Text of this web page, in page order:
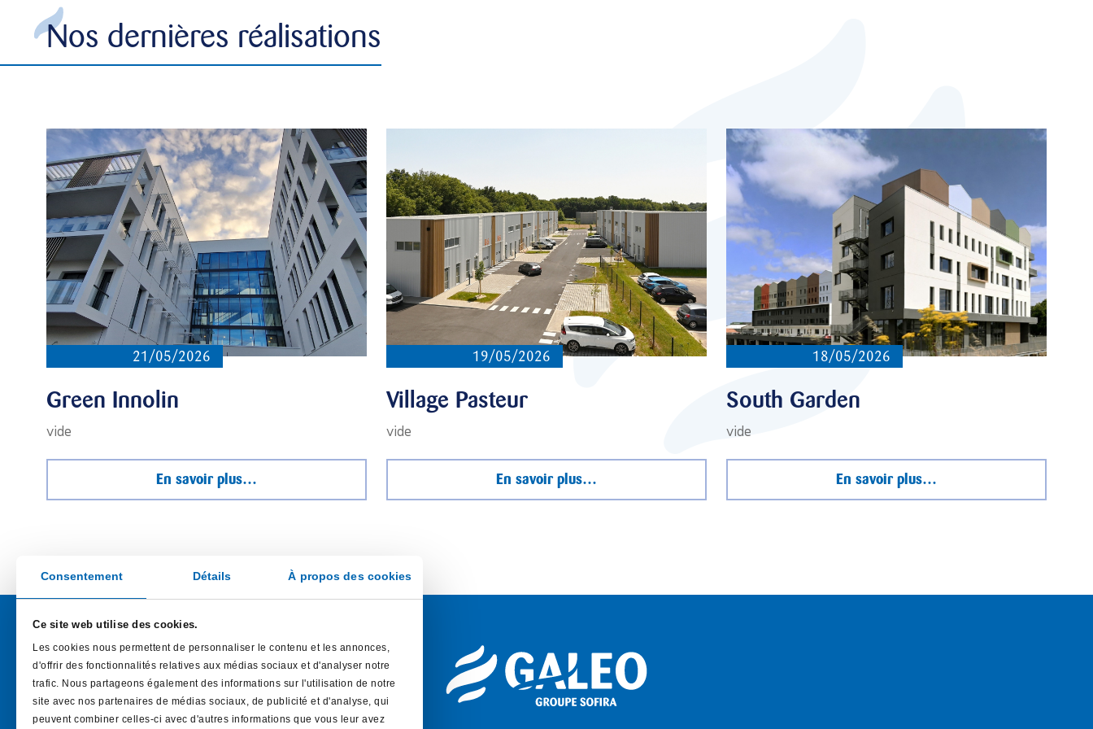
Consentement Détails À propos des cookies
Ce site web utilise des cookies.
Les cookies nous permettent de personnaliser le contenu et les annonces,
d'offrir des fonctionnalités relatives aux médias sociaux et d'analyser notre
trafic. Nous partageons également des informations sur l'utilisation de notre
site avec nos partenaires de médias sociaux, de publicité et d'analyse, qui
peuvent combiner celles-ci avec d'autres informations que vous leur avez
Nos dernières réalisations
21/05/2026
Green Innolin
vide
En savoir plus…
19/05/2026
Village Pasteur
vide
En savoir plus…
18/05/2026
South Garden
vide
En savoir plus…